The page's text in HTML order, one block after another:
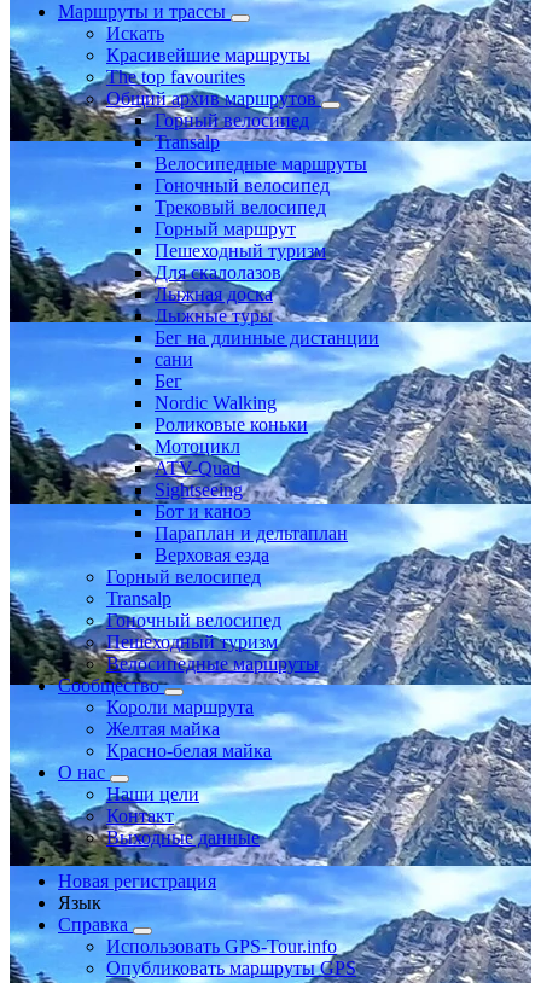
Маршруты и трассы
Искать
Красивейшие маршруты
The top favourites
Общий архив маршрутов
Горный велосипед
Transalp
Велосипедные маршруты
Гоночный велосипед
Трековый велосипед
Горный маршрут
Пешеходный туризм
Для скалолазов
Лыжная доска
Лыжные туры
Бег на длинные дистанции
сани
Бег
Nordic Walking
Роликовые коньки
Мотоцикл
ATV-Quad
Sightseeing
Бот и каноэ
Параплан и дельтаплан
Верховая езда
Горный велосипед
Transalp
Гоночный велосипед
Пешеходный туризм
Велосипедные маршруты
Сообщество
Короли маршрута
Желтая майка
Красно-белая майка
О нас
Наши цели
Контакт
Выходные данные
Новая регистрация
Язык
Справка
Использовать GPS-Tour.info
Опубликовать маршруты GPS